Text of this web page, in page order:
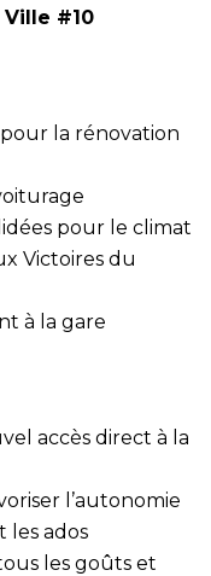
#10
la rénovation
pour le climat
Victoires du
à la gare
accès direct à la
l’autonomie
les ados
les goûts et